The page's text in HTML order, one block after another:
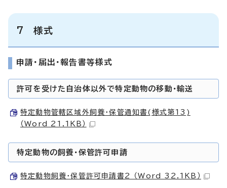
7 様式
申請・届出・報告書等様式
許可を受けた自治体以外で特定動物の移動・輸送
特定動物管轄区域外飼養・保管通知書(様式第13)
（Word 21.1KB）
特定動物の飼養・保管許可申請
特定動物飼養・保管許可申請書2 （Word 32.1KB）